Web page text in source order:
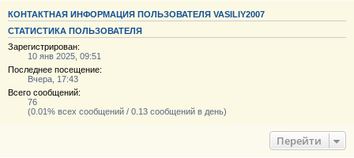
КОНТАКТНАЯ ИНФОРМАЦИЯ ПОЛЬЗОВАТЕЛЯ VASILIY2007
СТАТИСТИКА ПОЛЬЗОВАТЕЛЯ
Зарегистрирован:
10 янв 2025, 09:51
Последнее посещение:
Вчера, 17:43
Всего сообщений:
76
(0.01% всех сообщений / 0.13 сообщений в день)
Перейти